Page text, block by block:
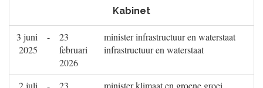
Kabinet
3 juni
2025
-
23
februari
2026
minister infrastructuur en waterstaat
infrastructuur en waterstaat
2 juli
-
23
minister klimaat en groene groei